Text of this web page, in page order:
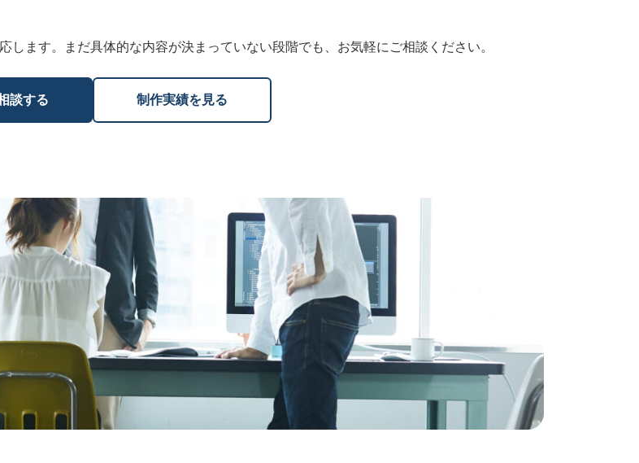
します。まだ具体的な内容が決まっていない段階でも、お気軽にご相談ください。
談する 制作実績を見る